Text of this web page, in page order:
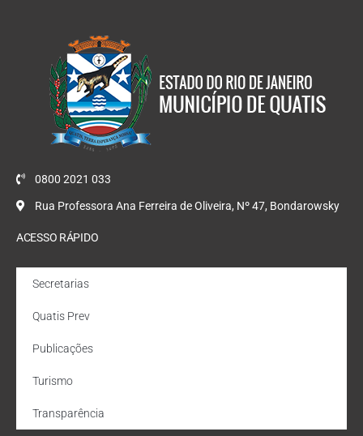
0800 2021 033
Rua Professora Ana Ferreira de Oliveira, Nº 47, Bondarowsky
ACESSO RÁPIDO
Secretarias
Quatis Prev
Publicações
Turismo
Transparência